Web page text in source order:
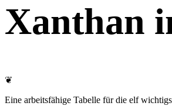
Xanthan
❦
Eine arbeitsfähige Tabelle für die elf